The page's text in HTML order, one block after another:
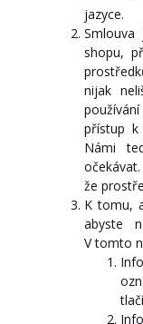
jazyce.
Smlouva
shopu,
nijak
přístup k
Námi
že
K tomu,
abyste
V tomto